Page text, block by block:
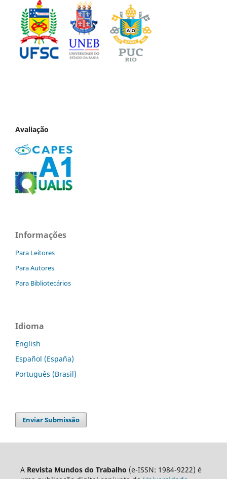
Avaliação
Informações
Para Leitores
Para Autores
Para Bibliotecários
Idioma
English
Español (España)
Português (Brasil)
Enviar Submissão
A Revista Mundos do Trabalho (e-ISSN: 1984-9222) é